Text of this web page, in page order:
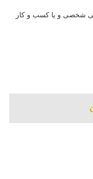
شخصی و یا کسب و کار